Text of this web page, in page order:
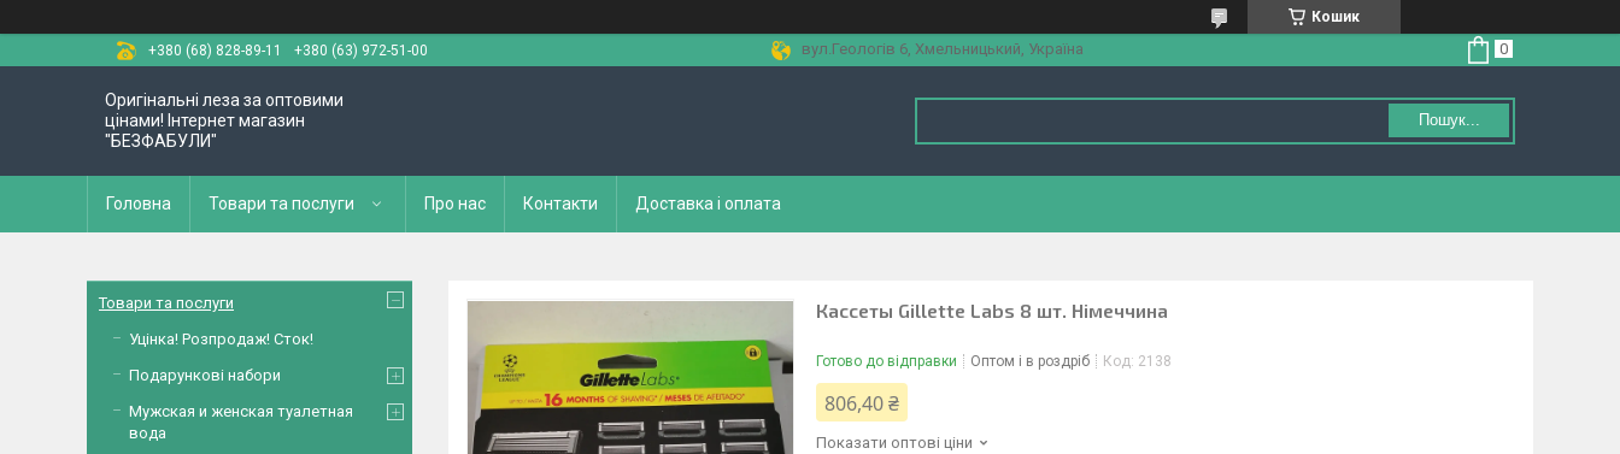
Кошик
+380 (68) 828-89-11
+380 (63) 972-51-00 вул.Геологів 6, Хмельницький, Україна
Оригінальні леза за оптовими
цінами! Інтернет магазин
"БЕЗФАБУЛИ"
Пошук...
Головна Товари та послуги Про нас Контакти Доставка і оплата
Кассеты Gillette Labs 8 шт. Німеччина
Готово до відправки Оптом і в роздріб Код: 2138
806,40 ₴
Показати оптові ціни
Товари та послуги
Уцінка! Розпродаж! Сток!
Подарункові набори
Мужская и женская туалетная
вода